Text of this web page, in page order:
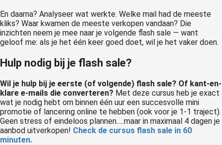
En daarna? Analyseer wat werkte. Welke mail had de meeste
kliks? Waar kwamen de meeste verkopen vandaan? Die
inzichten neem je mee naar je volgende flash sale — want
geloof me: als je het één keer goed doet, wil je het vaker doen.
Hulp nodig bij je flash sale?
Wil je hulp bij je eerste (of volgende) flash sale? Of kant-en-
klare e-mails die converteren? Met deze cursus heb je exact
wat je nodig hebt om binnen één uur een succesvolle mini
promotie of lancering online te hebben (ook voor je 1-1 traject).
Geen stress of eindeloos plannen.....maar in maximaal 4 dagen je
aanbod uitverkopen! Check de cursus flash sale in 60
minuten.